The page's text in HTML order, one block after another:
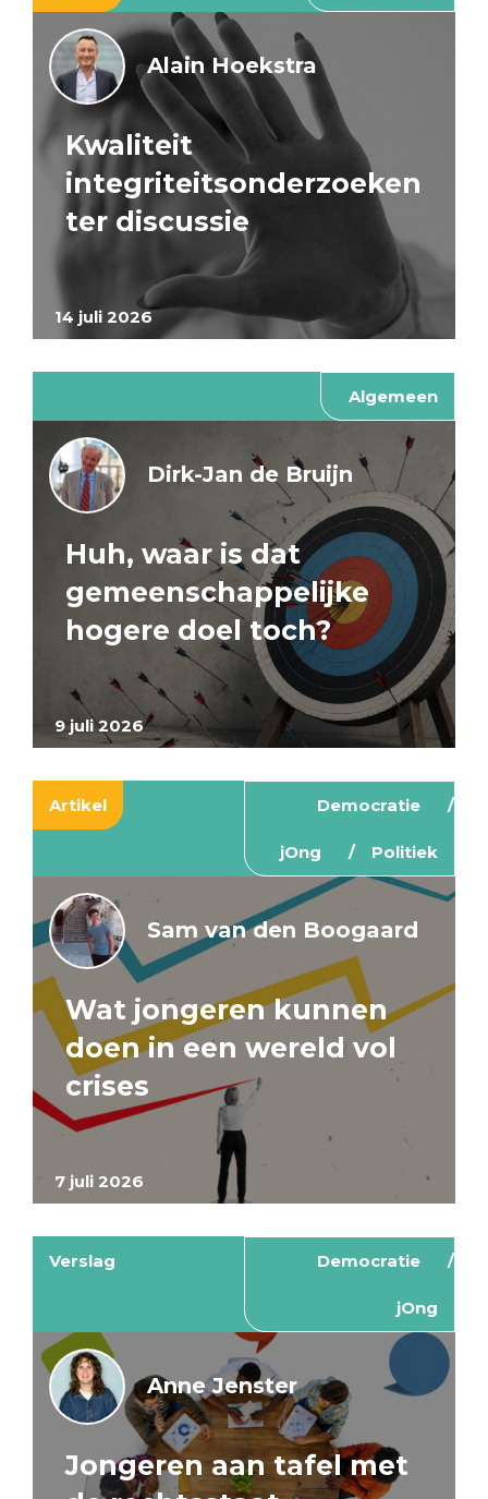
14 juli 2026
Alain Hoekstra
Kwaliteit
integriteitsonderzoeken
ter discussie
Algemeen
9 juli 2026
Dirk-Jan de Bruijn
Huh, waar is dat
gemeenschappelijke
hogere doel toch?
Artikel Democratie
jOng Politiek
7 juli 2026
Sam van den Boogaard
Wat jongeren kunnen
doen in een wereld vol
crises
Verslag Democratie
jOng
Anne Jenster
Jongeren aan tafel met